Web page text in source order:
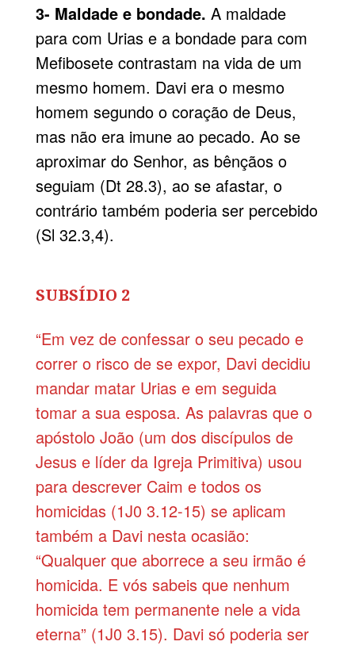
3- Maldade e bondade. A maldade
para com Urias e a bondade para com
Mefibosete contrastam na vida de um
mesmo homem. Davi era o mesmo
homem segundo o coração de Deus,
mas não era imune ao pecado. Ao se
aproximar do Senhor, as bênçãos o
seguiam (Dt 28.3), ao se afastar, o
contrário também poderia ser percebido
(Sl 32.3,4).
SUBSÍDIO 2
“Em vez de confessar o seu pecado e
correr o risco de se expor, Davi decidiu
mandar matar Urias e em seguida
tomar a sua esposa. As palavras que o
apóstolo João (um dos discípulos de
Jesus e líder da Igreja Primitiva) usou
para descrever Caim e todos os
homicidas (1J0 3.12-15) se aplicam
também a Davi nesta ocasião:
“Qualquer que aborrece a seu irmão é
homicida. E vós sabeis que nenhum
homicida tem permanente nele a vida
eterna” (1J0 3.15). Davi só poderia ser